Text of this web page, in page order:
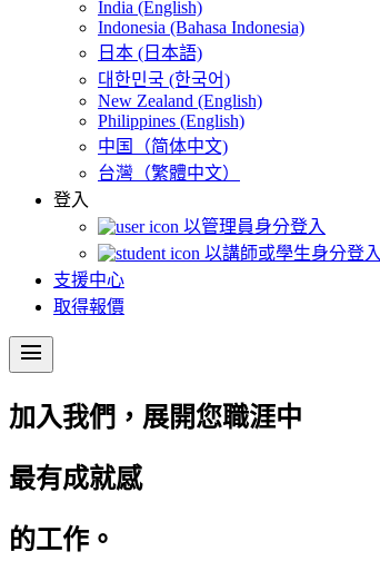
India (English)
Indonesia (Bahasa Indonesia)
日本 (日本語)
대한민국 (한국어)
New Zealand (English)
Philippines (English)
中国（简体中文)
台灣（繁體中文）
登入
以管理員身分登入
以講師或學生身分登入
支援中心
取得報價
menu
加入我們，展開您職涯中
最有成就感
的工作。